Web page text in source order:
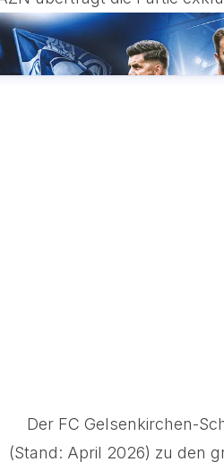
Der FC Gelsenkirchen-
(Stand: April 2026) zu den